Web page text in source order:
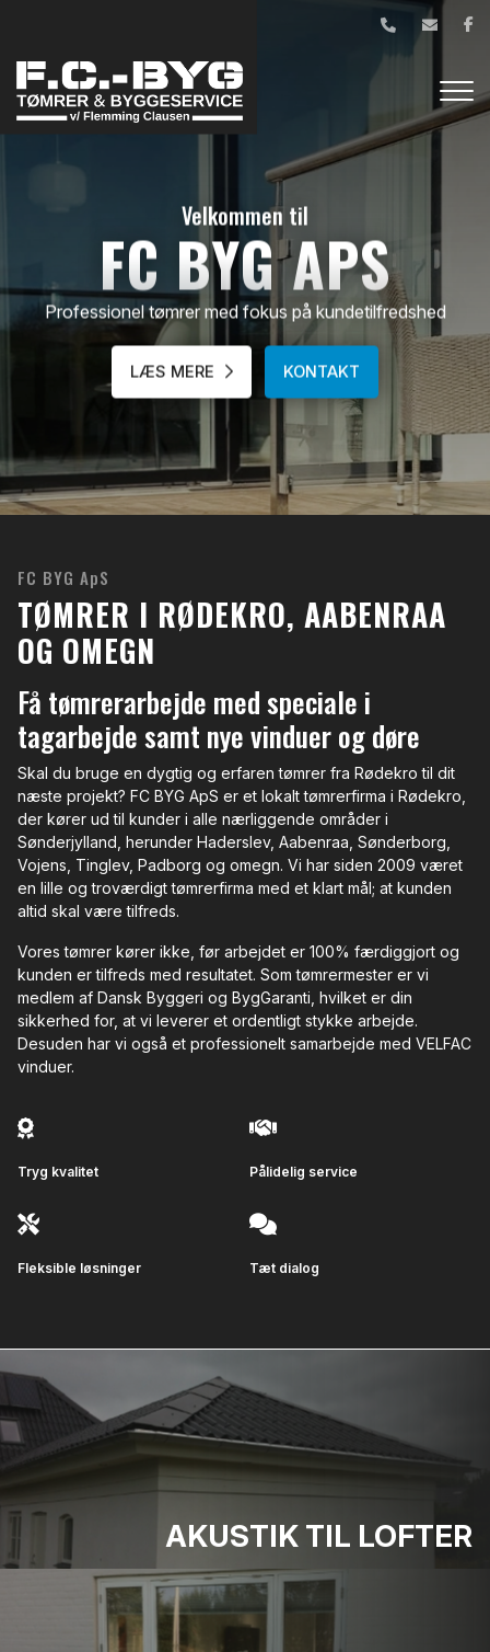
hovedindhold
Velkommen til
FC BYG APS
Professionel tømrer med fokus på kundetilfredshed
LÆS MERE KONTAKT
FC BYG ApS
TØMRER I RØDEKRO, AABENRAA
OG OMEGN
Få tømrerarbejde med speciale i
tagarbejde samt nye vinduer og døre
Skal du bruge en dygtig og erfaren tømrer fra Rødekro til dit
næste projekt? FC BYG ApS er et lokalt tømrerfirma i Rødekro,
der kører ud til kunder i alle nærliggende områder i
Sønderjylland, herunder Haderslev, Aabenraa, Sønderborg,
Vojens, Tinglev, Padborg og omegn. Vi har siden 2009 været
en lille og troværdigt tømrerfirma med et klart mål; at kunden
altid skal være tilfreds.
Vores tømrer kører ikke, før arbejdet er 100% færdiggjort og
kunden er tilfreds med resultatet. Som tømrermester er vi
medlem af Dansk Byggeri og BygGaranti, hvilket er din
sikkerhed for, at vi leverer et ordentligt stykke arbejde.
Desuden har vi også et professionelt samarbejde med VELFAC
vinduer.
Tryg kvalitet Pålidelig service
Fleksible løsninger Tæt dialog
AKUSTIK TIL LOFTER